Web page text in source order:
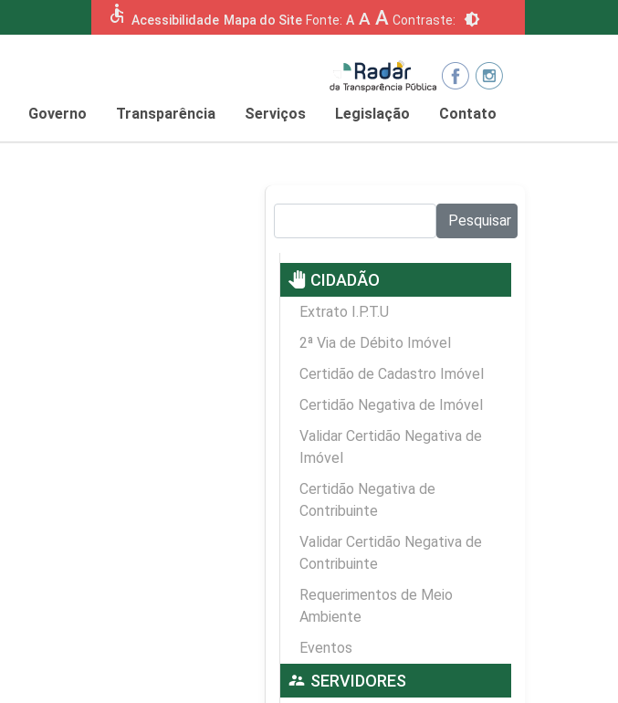
accessible Acessibilidade Mapa do Site Fonte: A A A Contraste: brightness_6
Governo Transparência Serviços Legislação Contato
Pesquisar
pan_tool CIDADÃO
Extrato I.P.T.U
2ª Via de Débito Imóvel
Certidão de Cadastro Imóvel
Certidão Negativa de Imóvel
Validar Certidão Negativa de
Imóvel
Certidão Negativa de
Contribuinte
Validar Certidão Negativa de
Contribuinte
Requerimentos de Meio
Ambiente
Eventos
supervisor_account SERVIDORES